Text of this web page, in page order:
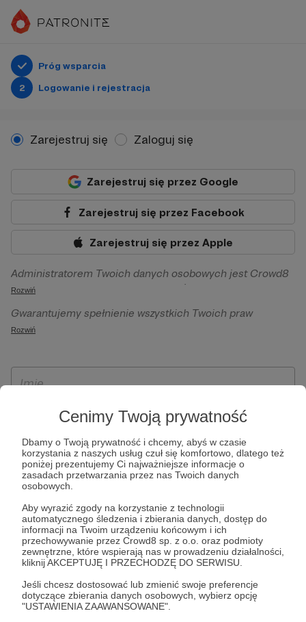
Cenimy Twoją prywatność
Dbamy o Twoją prywatność i chcemy, abyś w czasie
korzystania z naszych usług czuł się komfortowo, dlatego też
poniżej prezentujemy Ci najważniejsze informacje o
zasadach przetwarzania przez nas Twoich danych
osobowych.
Aby wyrazić zgody na korzystanie z technologii
automatycznego śledzenia i zbierania danych, dostęp do
informacji na Twoim urządzeniu końcowym i ich
przechowywanie przez Crowd8 sp. z o.o. oraz podmioty
zewnętrzne, które wspierają nas w prowadzeniu działalności,
kliknij AKCEPTUJĘ I PRZECHODZĘ DO SERWISU.
Jeśli chcesz dostosować lub zmienić swoje preferencje
dotyczące zbierania danych osobowych, wybierz opcję
"USTAWIENIA ZAAWANSOWANE".
Próg wsparcia
2
Logowanie i rejestracja
Zarejestruj się Zaloguj się
Zarejestruj się przez Google
Zarejestruj się przez Facebook
Zarejestruj się przez Apple
Administratorem Twoich danych osobowych jest Crowd8
sp. z o.o. z siedziba w Warszawie, ul. Żwirki i Wigury 16, 02-
092 Warszawa. Twoje dane osobowe będą przetwarzane w
szczególności w celu wykonania umowy zawartej z Tobą, w
Patronite.pl, w tym możliwości dokonywania oraz
otrzymywania wsparcia na naszej platformie oraz
Rozwiń
Gwarantujemy spełnienie wszystkich Twoich praw
wynikających z ogólnego rozporządzenia o ochronie
ich przenoszenia, niepodlegania zautomatyzowanemu
wyrażenia sprzeciwu wobec przetwarzania Twoich danych
osobowych. Rejestracja dla osób niepełnoletnich możliwa
jest po przekazaniu podpisanego formularza "Zgodna na
założenie konta przez osobę niepełnoletnią", formularz
dostępny jest na stronie regulaminu Patronite.pl.
Rozwiń
* Zapoznałem się i akceptujęRegulaminserwisu oraz